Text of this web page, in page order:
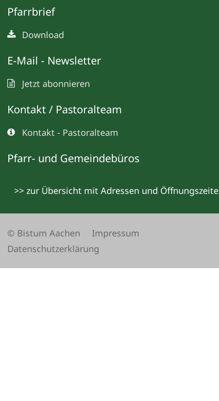
Pfarrbrief
Download
E-Mail - Newsletter
Jetzt abonnieren
Kontakt / Pastoralteam
Kontakt - Pastoralteam
Pfarr- und Gemeindebüros
>> zur Übersicht mit Adressen und
© Bistum Aachen
Impressum
Datenschutzerklärung